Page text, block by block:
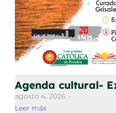
Agenda cultural-
agosto 4, 2026 -
Leer más